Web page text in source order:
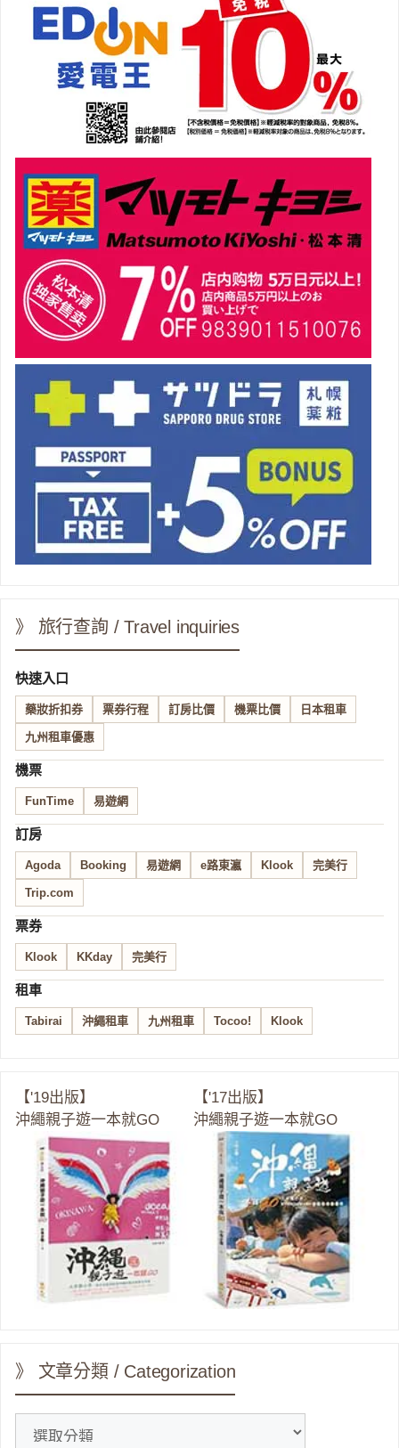
》 旅行查詢 / Travel inquiries
快速入口
藥妝折扣券 票券行程 訂房比價 機票比價 日本租車
九州租車優惠
機票
FunTime 易遊網
訂房
Agoda Booking 易遊網 e路東瀛 Klook 完美行
Trip.com
票券
Klook KKday 完美行
租車
Tabirai 沖繩租車 九州租車 Tocoo! Klook
【'19出版】
沖繩親子遊一本就GO
【'17出版】
沖繩親子遊一本就GO
》 文章分類 / Categorization